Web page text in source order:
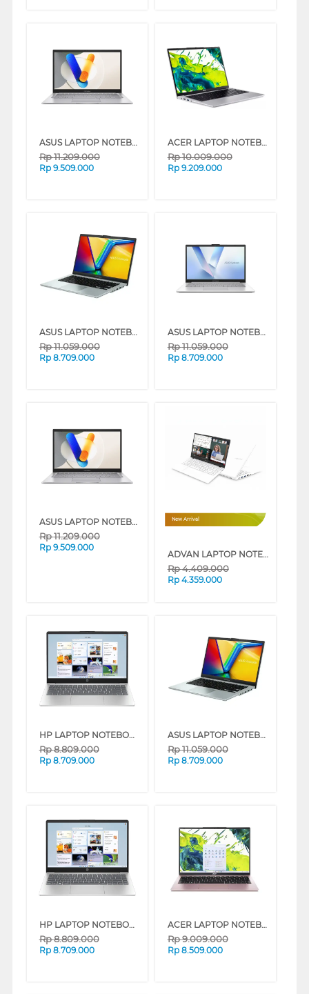
ASUS LAPTOP NOTEBOOK VIVOBOOK A1404VA-VIPS3856M INTEL CORE I3-1315U
Rp11.209.000
Rp 9.509.000
ACER LAPTOP NOTEBOOK ASPIRE GO AG14-72P-33A7 INTEL CORE I3-1315U
Rp10.009.000
Rp 9.209.000
ASUS LAPTOP NOTEBOOK VIVOBOOK GO E1404FA-VIPS3852M AMD RYZEN 3 7320U
Rp11.059.000
Rp 8.709.000
ASUS LAPTOP NOTEBOOK VIVOBOOK GO E1404FA-VIPS3853M AMD RYZEN 3-7320U
Rp11.059.000
Rp 8.709.000
ASUS LAPTOP NOTEBOOK VIVOBOOK A1404VA-VIPS3856M INTEL CORE I3-1315U
Rp11.209.000
Rp 9.509.000
New Arrival
ADVAN LAPTOP NOTEBOOK SOULMATE X2 AMD 3020E
Rp4.409.000
Rp 4.359.000
HP LAPTOP NOTEBOOK 14-EP0261TU INTEL CORE I3-1315U
Rp8.809.000
Rp 8.709.000
ASUS LAPTOP NOTEBOOK VIVOBOOK GO E1404FA-VIPS3852M AMD RYZEN 3 7320U
Rp11.059.000
Rp 8.709.000
HP LAPTOP NOTEBOOK 14-EP0260TU INTEL CORE I3-1315U
Rp8.809.000
Rp 8.709.000
ACER LAPTOP NOTEBOOK ASPIRE LITE AL14-53M-36GD INTEL CORE I3-1315U
Rp9.009.000
Rp 8.509.000